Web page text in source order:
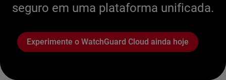
seguro em uma plataforma unificada.
Experimente o WatchGuard Cloud ainda hoje